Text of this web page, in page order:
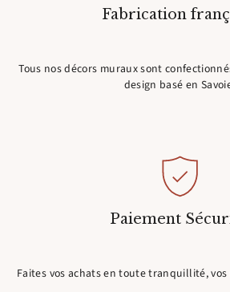
Fabrication
Tous nos décors muraux sont
design basé en
Paiement
Faites vos achats en toute tranquillité,